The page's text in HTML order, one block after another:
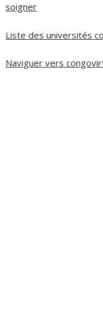
soigner
Liste des universités
Naviguer vers